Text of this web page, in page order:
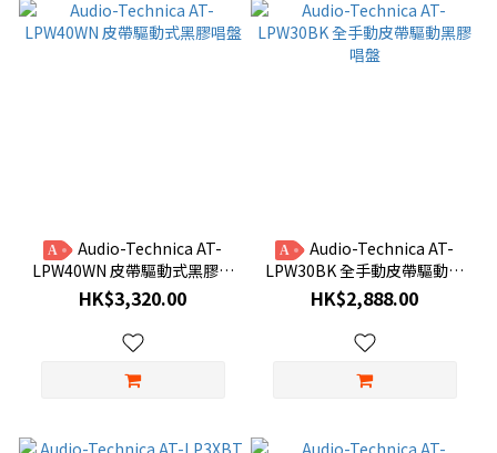
A
LPW40WN 皮帶驅動式黑膠唱
盤
HK$3,320.00
A
LPW30BK 全手動皮帶驅動黑
膠唱盤
HK$2,888.00